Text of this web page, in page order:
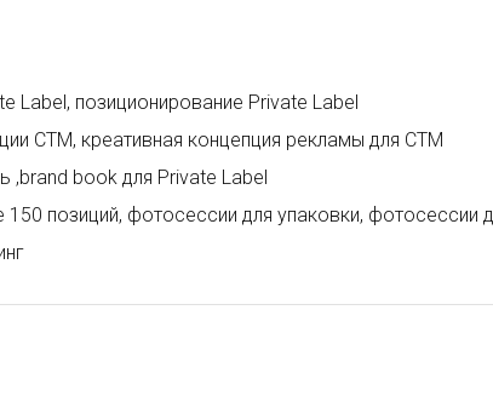
Label, позиционирование Private Label
СТМ, креативная концепция рекламы для СТМ
,brand book для Private Label
позиций, фотосессии для упаковки, фотосессии